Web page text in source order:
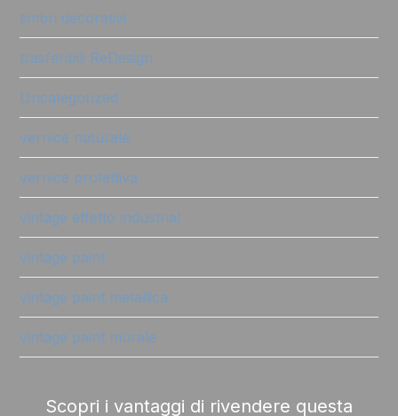
timbri decorativi
trasferibili ReDesign
Uncategorized
vernice naturale
vernice protettiva
vintage effetto industrial
vintage paint
vintage paint metallica
vintage paint murale
Scopri i vantaggi di rivendere questa